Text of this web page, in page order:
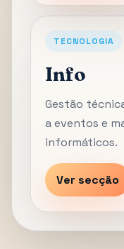
TECNOLOGIA
Info
Gestão
a eventos e
informáticos.
Ver secção